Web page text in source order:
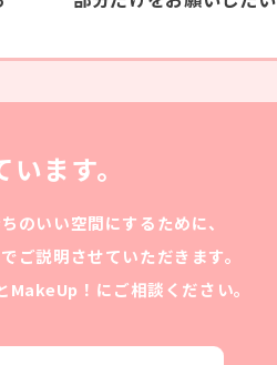
ます。
のいい空間にするために、
ご説明させていただきます。
！にご相談ください。